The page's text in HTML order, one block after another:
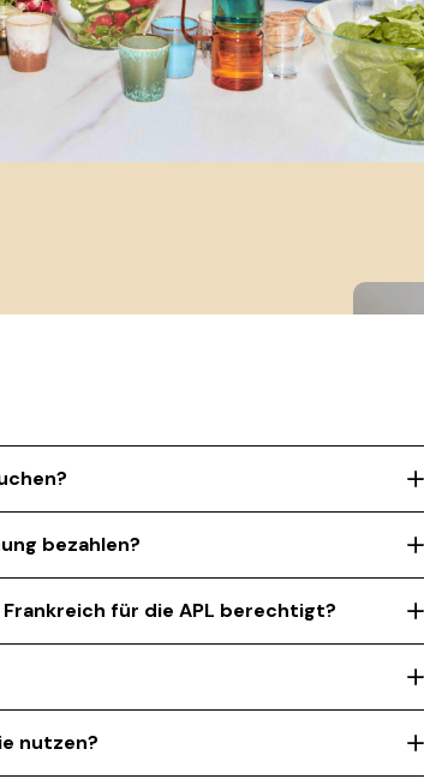
bezahlen?
für die APL berechtigt?
nutzen?